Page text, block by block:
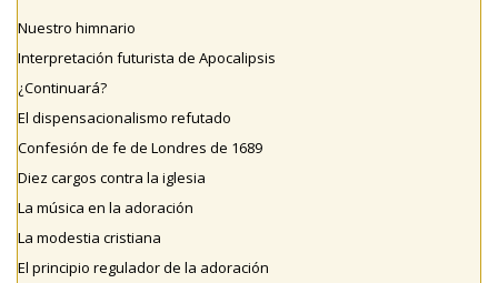
Nuestro himnario
Interpretación futurista de Apocalipsis
¿Continuará?
El dispensacionalismo refutado
Confesión de fe de Londres de 1689
Diez cargos contra la iglesia
La música en la adoración
La modestia cristiana
El principio regulador de la adoración